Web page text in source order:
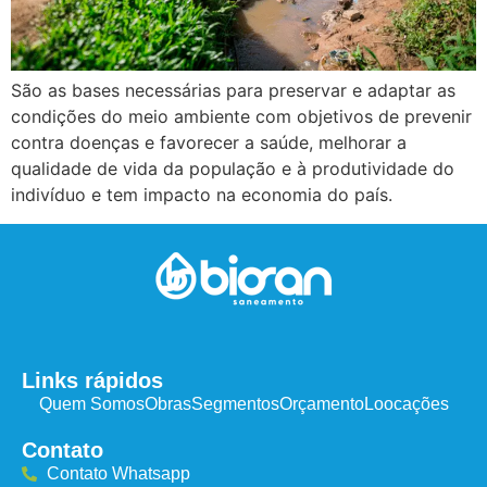
São as bases necessárias para preservar e adaptar as
condições do meio ambiente com objetivos de prevenir
contra doenças e favorecer a saúde, melhorar a
qualidade de vida da população e à produtividade do
indivíduo e tem impacto na economia do país.
Links rápidos
Quem SomosObrasSegmentosOrçamentoLoocações
Contato
Contato Whatsapp